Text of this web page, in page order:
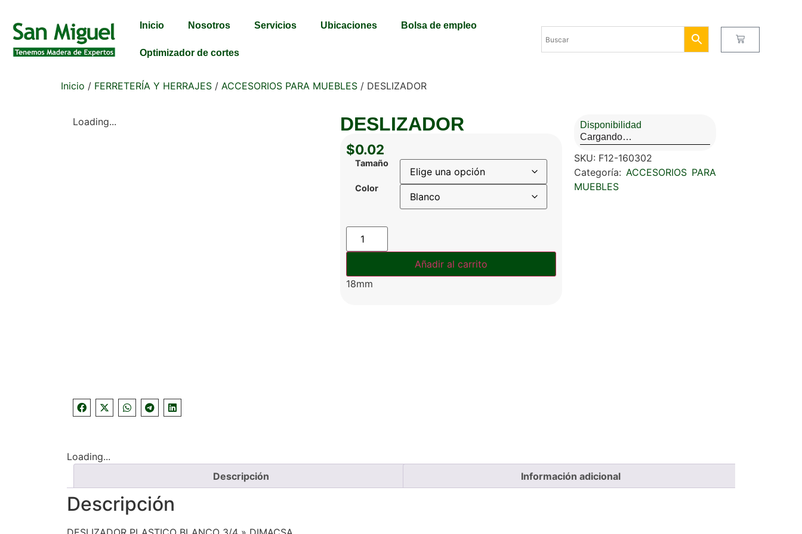
Inicio Nosotros Servicios Ubicaciones Bolsa de empleo
Optimizador de cortes
Inicio / FERRETERÍA Y HERRAJES / ACCESORIOS PARA MUEBLES / DESLIZADOR
Loading... DESLIZADOR
$0.02
Tamaño
Color
Añadir al carrito
18mm
Disponibilidad
Cargando…
SKU: F12-160302
Categoría: ACCESORIOS PARA
MUEBLES
Loading...
Descripción
Información adicional
Descripción